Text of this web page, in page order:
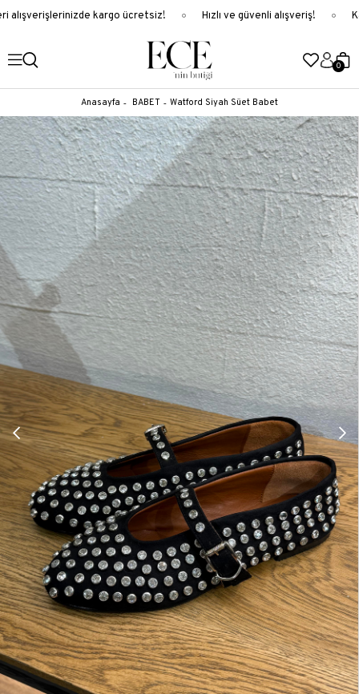
kargo ücretsiz! Hızlı ve güvenli alışveriş!
0
Anasayfa BABET Watford Siyah Süet Babet